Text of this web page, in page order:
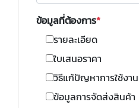
ข้อมูลที่ต้องการ
รายละเอียด
ใบเสนอราคา
วิธีแก้ปัญหาการใช้งาน
ข้อมูลการจัดส่งสินค้า